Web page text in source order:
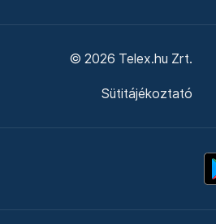
© 2026 Telex.hu Zrt.
Sütitájékoztató